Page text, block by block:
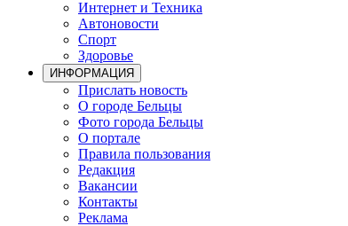
Интернет и Техника
Автоновости
Спорт
Здоровье
ИНФОРМАЦИЯ
Прислать новость
О городе Бельцы
Фото города Бельцы
О портале
Правила пользования
Редакция
Вакансии
Контакты
Реклама